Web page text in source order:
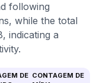
following
while the total
indicating a
DE CONTAGEM DE